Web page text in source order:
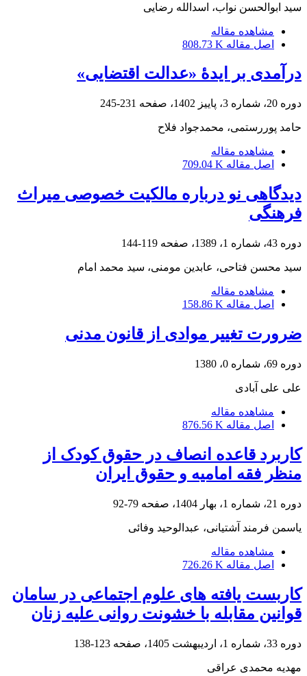
سید ابوالحسن نواب، اسدالله رضایی
مشاهده مقاله
اصل مقاله 808.73 K
درآمدی بر ایدۀ «عدالت اقتضایی»
دوره 20، شماره 3، پاییز 1402، صفحه 231-245
حامد پوررستمی، محمدجواد فلاح
مشاهده مقاله
اصل مقاله 709.04 K
دیدگاهی نو درباره مالکیت خصوصی میراث
فرهنگی
دوره 43، شماره 1، 1389، صفحه 119-144
سید محسن فتاحی، عابدین مومنی، سید محمد امام
مشاهده مقاله
اصل مقاله 158.86 K
ضرورت تغییر موادی از قانون مدنی
دوره 69، شماره 0، 1380
علی علی آبادی
مشاهده مقاله
اصل مقاله 876.56 K
کاربرد قاعده انصاف در حقوق کودک از
منظر فقه امامیه و حقوق ایران
دوره 21، شماره 1، بهار 1404، صفحه 79-92
یاسمن فرمند آشتیانی، عبدالوحید وفائی
مشاهده مقاله
اصل مقاله 726.26 K
کاربست یافته های علوم اجتماعی در سامان
قوانین مقابله با خشونت روانی علیه زنان
دوره 33، شماره 1، اردیبهشت 1405، صفحه 123-138
مهدیه محمدی عراقی